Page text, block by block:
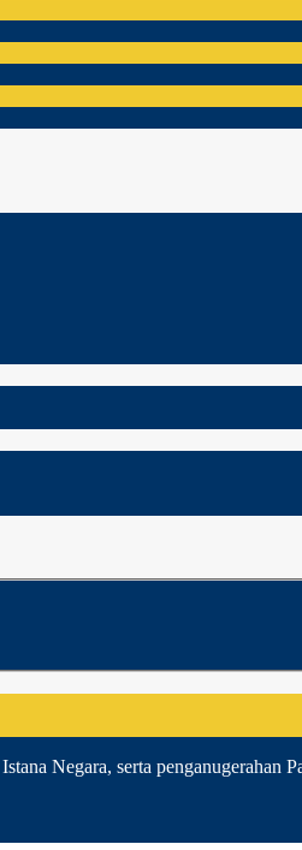
Negara, serta penganugerahan